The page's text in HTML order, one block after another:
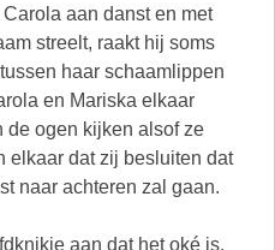
aan danst en met
streelt, raakt hij soms
haar schaamlippen
en Mariska elkaar
de ogen kijken alsof ze
elkaar dat zij besluiten dat
naar achteren zal gaan.
aan dat het oké is.